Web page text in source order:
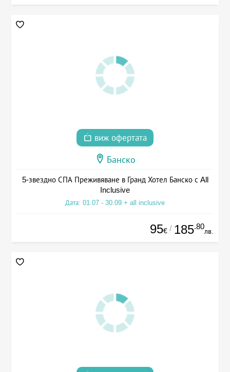
виж офертата
Банско
5-звездно СПА Преживяване в Гранд Хотел Банско с All
Inclusive
Дата: 01.07 - 30.09 + all inclusive
95€ / 185.80
лв.